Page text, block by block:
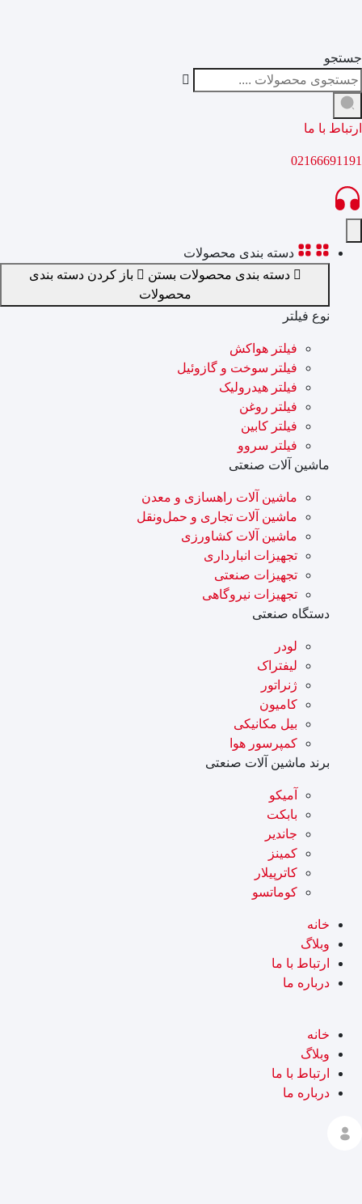
جستجو
ارتباط با ما
02166691191
دسته بندی محصولات
دسته بندی محصولات بستن
باز کردن دسته بندی
محصولات
نوع فیلتر
فیلتر هواکش
فیلتر سوخت و گازوئیل
فیلتر هیدرولیک
فیلتر روغن
فیلتر کابین
فیلتر سروو
ماشین آلات صنعتی
ماشین آلات راهسازی و معدن
ماشین آلات تجاری و حمل‌ونقل
ماشین آلات کشاورزی
تجهیزات انبارداری
تجهیزات صنعتی
تجهیزات نیروگاهی
دستگاه صنعتی
لودر
لیفتراک
ژنراتور
کامیون
بیل مکانیکی
کمپرسور هوا
برند ماشین آلات صنعتی
آميکو
بابکت
جاندیر
کمینز
کاترپیلار
کوماتسو
خانه
وبلاگ
ارتباط با ما
درباره ما
خانه
وبلاگ
ارتباط با ما
درباره ما